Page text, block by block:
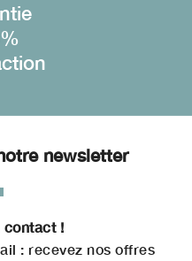
newsletter
contact !
: recevez nos offres